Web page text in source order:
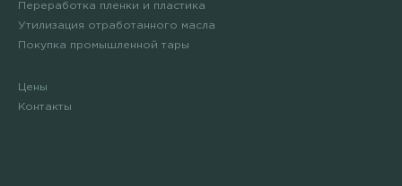
Переработка пленки и пластика
Утилизация отработанного масла
Покупка промышленной тары
Цены
Контакты